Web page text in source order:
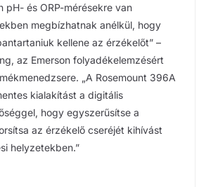
pH- és ORP-mérésekre van
megbízhatnak anélkül, hogy
kellene az érzékelőt” –
az Emerson folyadékelemzésért
„A Rosemount 396A
kialakítást a digitális
hogy egyszerűsítse a
az érzékelő cseréjét kihívást
helyzetekben.”